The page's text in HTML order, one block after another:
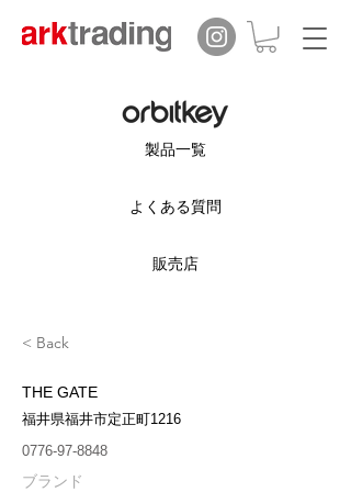
製品一覧
よくある質問
販売店
< Back
THE GATE
福井県福井市定正町1216
0776-97-8848
ブランド